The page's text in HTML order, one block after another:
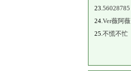
23.56028785
24.Ver薇阿薇
25.不慌不忙